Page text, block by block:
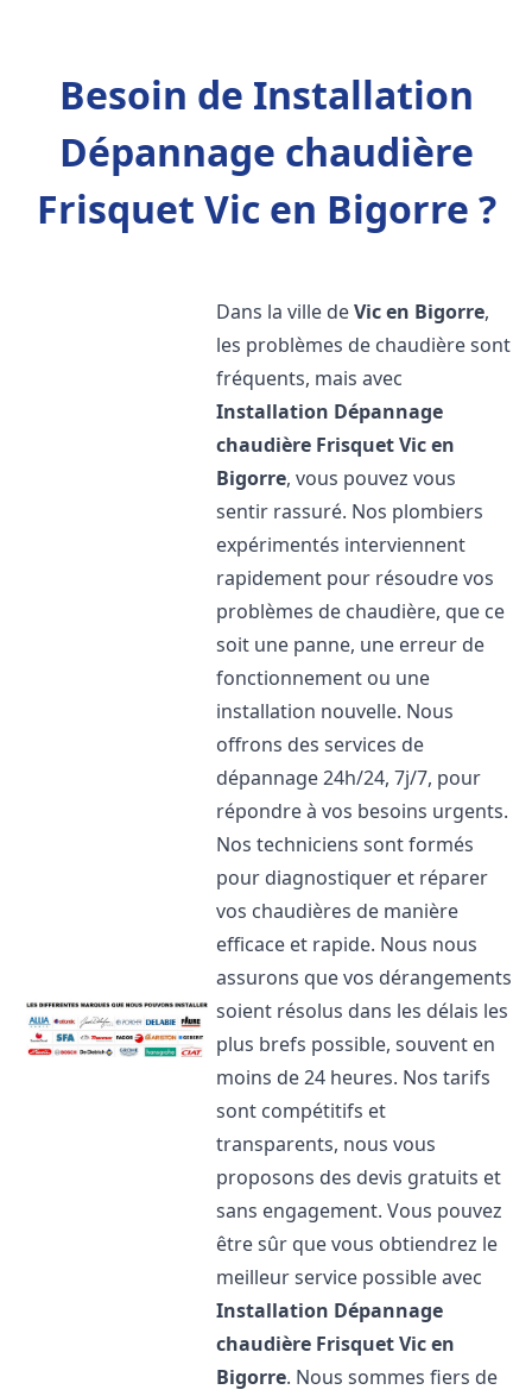
Besoin de Installation
Dépannage chaudière
Frisquet Vic en Bigorre ?
Dans la ville deVic en Bigorre,
les problèmes de chaudière sont
fréquents, mais avec
Installation Dépannage
chaudière FrisquetVic en
Bigorre, vous pouvez vous
sentir rassuré. Nos plombiers
expérimentés interviennent
rapidement pour résoudre vos
problèmes de chaudière, que ce
soit une panne, une erreur de
fonctionnement ou une
installation nouvelle. Nous
offrons des services de
dépannage 24h/24, 7j/7, pour
répondre à vos besoins urgents.
Nos techniciens sont formés
pour diagnostiquer et réparer
vos chaudières de manière
efficace et rapide. Nous nous
assurons que vos dérangements
soient résolus dans les délais les
plus brefs possible, souvent en
moins de 24 heures. Nos tarifs
sont compétitifs et
transparents, nous vous
proposons des devis gratuits et
sans engagement. Vous pouvez
être sûr que vous obtiendrez le
meilleur service possible avec
Installation Dépannage
chaudière FrisquetVic en
Bigorre. Nous sommes fiers de